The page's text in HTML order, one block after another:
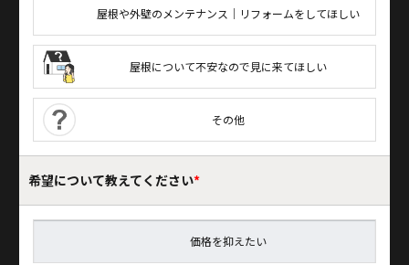
屋根や外壁のメンテナンス｜リフォームをしてほしい
屋根について不安なので見に来てほしい
その他
希望について教えてください*
価格を抑えたい